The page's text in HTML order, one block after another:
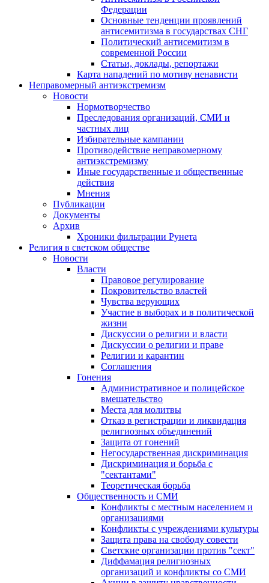
Федерации
Основные тенденции проявлений
антисемитизма в государствах СНГ
Политический антисемитизм в
современной России
Статьи, доклады, репортажи
Карта нападений по мотиву ненависти
Неправомерный антиэкстремизм
Новости
Нормотворчество
Преследования организаций, СМИ и
частных лиц
Избирательные кампании
Противодействие неправомерному
антиэкстремизму
Иные государственные и общественные
действия
Мнения
Публикации
Документы
Архив
Хроники фильтрации Рунета
Религия в светском обществе
Новости
Власти
Правовое регулирование
Покровительство властей
Чувства верующих
Участие в выборах и в политической
жизни
Дискуссии о религии и власти
Дискуссии о религии и праве
Религии и карантин
Соглашения
Гонения
Административное и полицейское
вмешательство
Места для молитвы
Отказ в регистрации и ликвидация
религиозных объединений
Защита от гонений
Негосударственная дискриминация
Дискриминация и борьба с
"сектантами"
Теоретическая борьба
Общественность и СМИ
Конфликты с местным населением и
организациями
Конфликты с учреждениями культуры
Защита права на свободу совести
Светские организации против "сект"
Диффамация религиозных
организаций и конфликты со СМИ